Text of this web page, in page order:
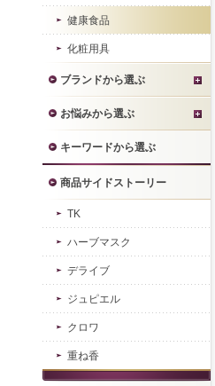
健康食品
化粧用具
ブランドから選ぶ
お悩みから選ぶ
キーワードから選ぶ
商品サイドストーリー
TK
ハーブマスク
デライブ
ジュピエル
クロワ
重ね香